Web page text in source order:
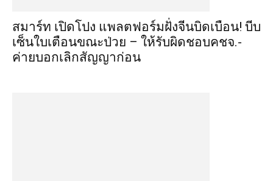
สมาร์ท เปิดโปง แพลตฟอร์มฝั่งจีนบิดเบือน! บีบ
เซ็นใบเตือนขณะป่วย – ให้รับผิดชอบคชจ.-
ค่ายบอกเลิกสัญญาก่อน